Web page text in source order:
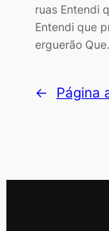
ruas Entendi
Entendi que
erguerão
← Página